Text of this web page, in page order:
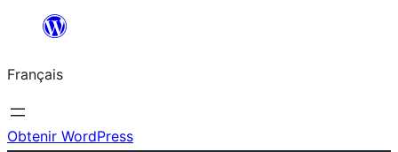
contenu
Français
Obtenir WordPress